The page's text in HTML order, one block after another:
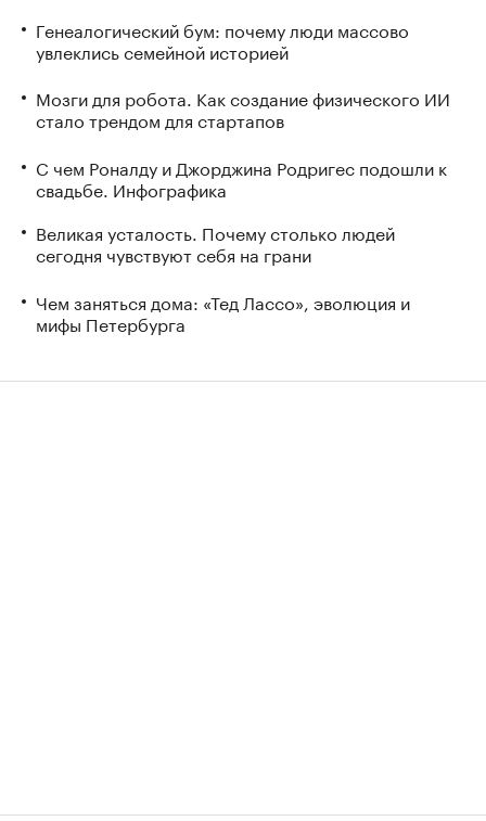
Генеалогический бум: почему люди массово
увлеклись семейной историей
Мозги для робота. Как создание физического ИИ
стало трендом для стартапов
С чем Роналду и Джорджина Родригес подошли к
свадьбе. Инфографика
Великая усталость. Почему столько людей
сегодня чувствуют себя на грани
Чем заняться дома: «Тед Лассо», эволюция и
мифы Петербурга